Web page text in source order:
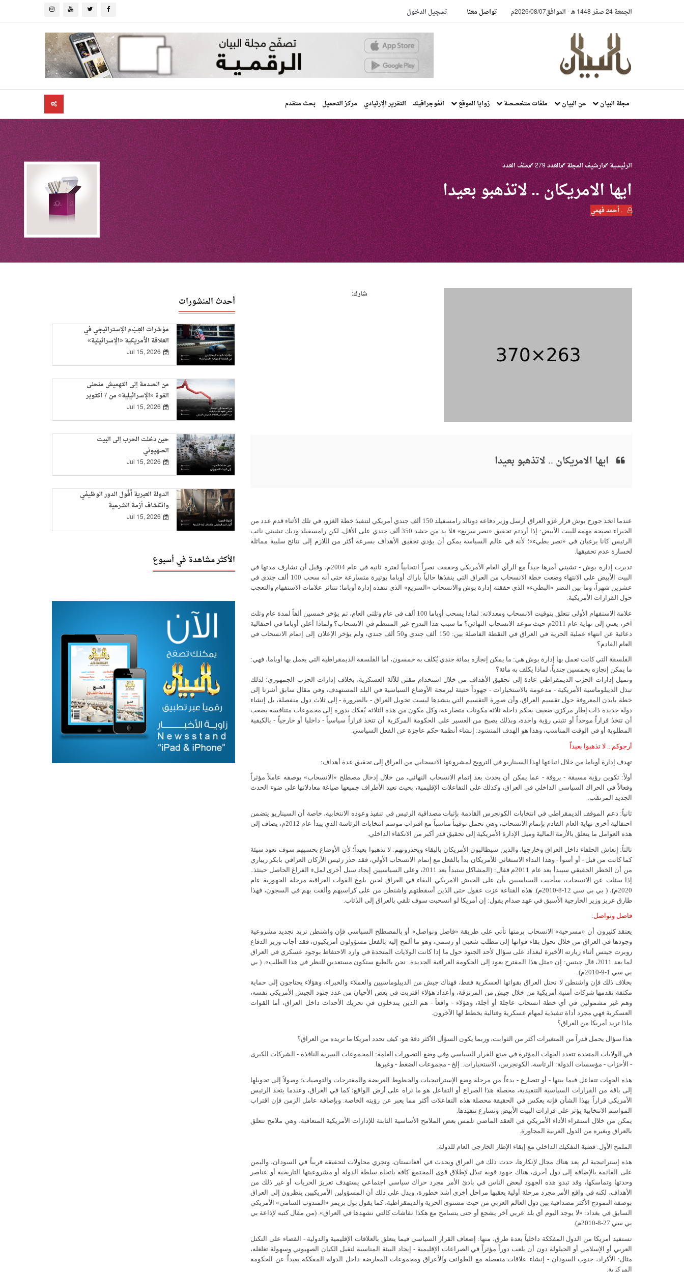
الجمعة 24 صفر 1448 هـ -الموافق2026/08/07م تواصل معنا تسجيل الدخول
مجلة البيان عن البيان ملفات متخصصة زوايا الموقع انفوجرافيك التقرير الإرتيادي مركز التحميل بحث متقدم
الرئيسية ارشيف المجلة العدد 279 ملف العدد
ايها الامريكان .. لاتذهبو بعيدا
. أحمد فهمي
شارك:
ايها الامريكان .. لاتذهبو بعيدا
عندما اتخذ جورج بوش قرار غزو العراق أرسل وزير دفاعه دونالد رامسفيلد 150 ألف جندي أمريكي لتنفيذ خطة الغزو، في تلك الأثناء قدم عدد من
الخبراء نصيحة مهمة للبيت الأبيض: إذا أردتم تحقيق «نصر سريع» فلا بد من حشد 350 ألف جندي على الأقل، لكن رامسفيلد وديك تشيني نائب
الرئيس كانا يرغبان في «نصر بطيء»؛ لأنه في عالم السياسة يمكن أن يؤدي تحقيق الأهداف بسرعة أكثر من اللازم إلى نتائج سلبية مماثلة
لخسارة عدم تحقيقها.
تدبرت إدارة بوش - تشيني أمرها جيداً مع الرأي العام الأمريكي وحققت نصراً انتخابياً لفترة ثانية في عام 2004م، وقبل أن تشارف مدتها في
البيت الأبيض على الانتهاء وضعت خطة الانسحاب من العراق التي ينفذها حالياً باراك أوباما بوتيرة متسارعة حتى أنه سحب 100 ألف جندي في
عشرين شهراً، وما بين النصر «البطيء» الذي حققته إدارة بوش والانسحاب «السريع» الذي تنفذه إدارة أوباما؛ تتناثر علامات الاستفهام والتعجب
حول القرارات الأمريكية.
علامة الاستفهام الأولى تتعلق بتوقيت الانسحاب ومعدلاته: لماذا يسحب أوباما 100 ألف في عام وثلثي العام، ثم يؤخر خمسين ألفاً لمدة عام وثلث
آخر، يعني إلى نهاية عام 2011م حيث موعد الانسحاب النهائي؟ ما سبب هذا التدرج غير المنتظم في الانسحاب؟ ولماذا أعلن أوباما في احتفالية
دعائية عن انتهاء عملية الحرية في العراق في النقطة الفاصلة بين: 150 ألف جندي و50 ألف جندي، ولم يؤخر الإعلان إلى إتمام الانسحاب في
العام القادم؟
الفلسفة التي كانت تعمل بها إدارة بوش هي: ما يمكن إنجازه بمائة جندي يُكلف به خمسون، أما الفلسفة الديمقراطية التي يعمل بها أوباما، فهي:
ما يمكن إنجازه بخمسين جندياً، لماذا يكلف به مائة؟
وتميل إدارات الحزب الديمقراطي عادة إلى تحقيق الأهداف من خلال استخدام مقنن للآلة العسكرية، بخلاف إدارات الحزب الجمهوري؛ لذلك
تبذل الديبلوماسية الأمريكية - مدعومة بالاستخبارات - جهوداً حثيثة لبرمجة الأوضاع السياسية في البلد المستهدف، وفي مقال سابق أشرنا إلى
خطة بايدن المعروفة حول تقسيم العراق، وأن صورة التقسيم التي ينشدها ليست تحويل العراق - بالضرورة - إلى ثلاث دول منفصلة، بل إنشاء
دولة جديدة ذات إطار مركزي ضعيف يحكم داخله ثلاثة مكونات متصارعة، وكل مكون من هذه الثلاثة يُفكك بدوره إلى مجموعات متنافسة يصعب
أن تتخذ قراراً موحداً أو تتبنى رؤية واحدة، وبذلك يصبح من العسير على الحكومة المركزية أن تتخذ قراراً سياسياً - داخليا أو خارجياً - بالكيفية
المطلوبة أو في الوقت المناسب، وهذا هو الهدف المنشود: إنشاء أنظمة حكم عاجزة عن الفعل السياسي.
أرجوكم .. لا تذهبوا بعيداً
تهدف إدارة أوباما من خلال اتباعها لهذا السيناريو في الترويج لمشروعها الانسحابي من العراق إلى تحقيق عدة أهداف:
أولاً: تكوين رؤية مسبقة - بروفة - عما يمكن أن يحدث بعد إتمام الانسحاب النهائي، من خلال إدخال مصطلح «الانسحاب» بوصفه عاملاً مؤثراً
وفعالاً في الحراك السياسي الداخلي في العراق، وكذلك على التفاعلات الإقليمية، بحيث تعيد الأطراف جميعها صياغة معادلاتها على ضوء الحدث
الجديد المرتقب.
ثانياً: دعم الموقف الديمقراطي في انتخابات الكونجرس القادمة بإثبات مصداقية الرئيس في تنفيذ وعوده الانتخابية، خاصة أن السيناريو يتضمن
احتفالية أخرى نهاية العام القادم بإتمام الانسحاب، وهي تحمل توقيتاً مناسباً مع اقتراب موسم انتخابات الرئاسة الذي يبدأ عام 2012م، يضاف إلى
هذه العوامل ما يتعلق بالأزمة المالية وميل الإدارة الأمريكية إلى تحقيق قدر أكبر من الانكفاء الداخلي.
ثالثاً: إنعاش الحلفاء داخل العراق وخارجها، والذين سيطالبون الأمريكان بالبقاء ويحذرونهم: لا تذهبوا بعيداً؛ لأن الأوضاع بحسبهم سوف تعود سيئة
كما كانت من قبل - أو أسوأ - وهذا النداء الاستغاثي للأمريكان بدأ بالفعل مع إتمام الانسحاب الأولي، فقد حذر رئيس الأركان العراقي بابكر زيباري
من أن الخطر الحقيقي سيبدأ بعد عام 2011م فقال: (المشاكل ستبدأ بعد 2011، وعلى السياسيين إيجاد سبل أخرى لملء الفراغ الحاصل حينئذ..
إذا سئلت عن الانسحاب، سأجيب السياسيين بأن على الجيش الامريكي البقاء في العراق لحين بلوغ القوات العراقية مرحلة الجهوزية عام
2020م)، ( بي بي سي 12-8-2010م). هذه القناعة غزت عقول حتى الذين أسقطتهم واشنطن من على كراسيهم وألقت بهم في السجون، فهذا
طارق عزيز وزير الخارجية الأسبق في عهد صدام يقول: إن أمريكا لو انسحبت سوف تلقي بالعراق إلى الذئاب.
فاصل ونواصل:
يعتقد كثيرون أن «مسرحية» الانسحاب برمتها تأتي على طريقة «فاصل ونواصل» أو بالمصطلح السياسي فإن واشنطن تريد تجديد مشروعية
وجودها في العراق من خلال تحول بقاء قواتها إلى مطلب شعبي أو رسمي، وهو ما ألمح إليه بالفعل مسؤولون أمريكيون، فقد أجاب وزير الدفاع
روبرت جيتس أثناء زيارته الأخيرة لبغداد على سؤال لأحد الجنود حول ما إذا كانت الولايات المتحدة في وارد الاحتفاظ بوجود عسكري في العراق
لما بعد 2011، قال جيتس: إن «مثل هذا المقترح يعود إلى الحكومة العراقية الجديدة.. نحن بالطبع سنكون مستعدين للنظر في هذا الطلب». ( بي
بي سي 1-9-2010م).
بخلاف ذلك فإن واشنطن لا تحتل العراق بقواتها العسكرية فقط، فهناك جيش من الديبلوماسيين والعملاء والخبراء، وهؤلاء يحتاجون إلى حماية
مكثفة تقدمها شركات أمنية أمريكية من خلال جيش من المرتزقة، وأعداد هؤلاء اقتربت في بعض الأحيان من عدد جنود الجيش الأمريكي نفسه،
وهم غير مشمولين في أي خطة انسحاب عاجلة أو آجلة، وهؤلاء - واقعاً - هم الذين يتدخلون في تحريك الأحداث داخل العراق، أما القوات
العسكرية فهي مجرد أداة تنفيذية لمهام عسكرية وقتالية يخطط لها الآخرون.
ماذا تريد أمريكا من العراق؟
هذا سؤال يحمل قدراً من المتغيرات أكثر من الثوابت، وربما يكون السؤأل الأكثر دقة هو: كيف تحدد أمريكا ما تريده من العراق؟
في الولايات المتحدة تتعدد الجهات المؤثرة في صنع القرار السياسي وفي وضع التصورات العامة: المجموعات السرية النافذة - الشركات الكبرى
- الأحزاب - مؤسسات الدولة: الرئاسة، الكونجرس، الاستخبارات.. إلخ - مجموعات الضغط - وغيرها.
هذه الجهات تتفاعل فيما بينها - أو تتصارع - بدءاً من مرحلة وضع الإستراتيجيات والخطوط العريضة والمقترحات والتوصيات؛ وصولاً إلى تحويلها
إلى باقة من القرارات السياسية التنفيذية، محصلة هذا الصراع أو التفاعل هو ما نراه على أرض الواقع؛ كما في العراق، وعندما يتخذ الرئيس
الأمريكي قراراً بهذا الشأن فإنه يعكس في الحقيقة محصلة هذه التفاعلات أكثر مما يعبر عن رؤيته الخاصة. وبإضافة عامل الزمن فإن اقتراب
المواسم الانتخابية يؤثر على قرارات البيت الأبيض وتسارع تنفيذها.
يمكن من خلال استقراء الأداء الأمريكي في العقد الماضي تلمس بعض الملامح الأساسية الثابتة للإدارات الأمريكية المتعاقبة، وهي ملامح تتعلق
بالعراق وبغيره من الدول العربية المجاورة.
الملمح الأول: قضية التفكيك الداخلي مع إبقاء الإطار الخارجي العام للدولة.
هذه إستراتيجية لم يعد هناك مجال لإنكارها، حدث ذلك في العراق ويحدث في أفغانستان، وتجري محاولات لتحقيقه قريباً في السودان، واليمن
على القائمة بالإضافة إلى دول أخرى، هناك جهود قوية تبذل لإطلاق قوى المجتمع كافة باتجاه سلطة الدولة أو مشروعيتها التاريخية أو عناصر
وحدتها وتماسكها، وقد تبدو هذه الجهود لبعض الناس في بادئ الأمر مجرد حراك سياسي اجتماعي يستهدف تعزيز الحريات أو غير ذلك من
الأهداف، لكنه في واقع الأمر مجرد مرحلة أولية يعقبها مراحل أخرى أشد خطورة، ويدل على ذلك أن المسؤولين الأمريكيين ينظرون إلى العراق
بوصفه النموذج الأكثر مصداقية بين دول العالم العربي من حيث مستوى الحرية والديمقراطية، كما يقول بول بريمر «المندوب السامي» الأمريكي
السابق في بغداد: «لا يوجد اليوم أي بلد عربي آخر يشجع أو حتى يتسامح مع هكذا نقاشات كالتي نشهدها في العراق». (من مقال كتبه لإذاعة بي
بي سي 27-8-2010م).
تستفيد أمريكا من الدول المفككة داخلياً بعدة طرق، منها: إضعاف القرار السياسي فيما يتعلق بالعلاقات الإقليمية والدولية - القضاء على التكتل
العربي أو الإسلامي أو الحيلولة دون أن يلعب دوراً مؤثراً في الصراعات الإقليمية - إيجاد البيئة المناسبة لتقبل الكيان الصهيوني وسهولة تغلغله،
مثال: الأكراد، جنوب السودان - إنشاء علاقات منفصلة مع الطوائف والأعراق ومجموعات المعارضة داخل الدولة المفككة بعيداً عن الحكومة
المركزية.
أحدث المنشورات
مؤشرات العِبْء الإستراتيجي في
العلاقة الأمريكية «الإسرائيلية»
Jul 15, 2026
من الصدمة إلى التهميش منحنى
القوة «الإسرائيلية» من 7 أكتوبر
إلى الاتفاق الأمريكي-الإيراني
Jul 15, 2026
حين دخلت الحرب إلى البيت
الصهيوني
Jul 15, 2026
الدولة العبرية أُفُول الدور الوظيفي
وانكشاف أزمة الشرعية
Jul 15, 2026
الأكثر مشاهدة في أسبوع